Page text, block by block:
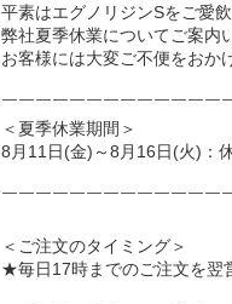
平素はエグノリジンSをご愛
弊社夏季休業についてご案内
お客様には大変ご不便をおか
￣￣￣￣￣￣￣￣￣￣￣￣￣
＜夏季休業期間＞
8月11日(金)～8月16日(火)：
￣￣￣￣￣￣￣￣￣￣￣￣￣
＜ご注文のタイミング＞
★毎日17時までのご注文を翌